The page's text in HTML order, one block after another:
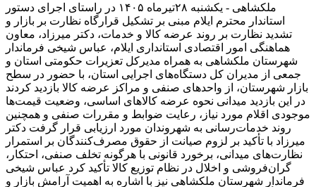
ملکشاهی - یکشنبه ۲۸تیرماه ۱۴۰۵ در راستای اجرای دستور
استاندار محترم ایلام مبنی بر تشکیل قرارگاه نظارت بر بازار و
تشدید نظارت بر روند عرضه کالا و خدمات، دکتر میرزاد، معاون
هماهنگی امور اقتصادی استانداری ایلام، عباس شیخی فرماندار
شهرستان ملکشاهی به همراه مدیرکل تعزیرات حکومتی استان و
جمعی از مدیران کل دستگاه‌های اجرایی استان، با حضور در سطح
بازار شهرستان، از واحدهای صنفی و مراکز عرضه کالا بازدید کردند
در این بازدید میدانی نحوه عرضه کالاهای اساسی، وضعیت قیمت‌ها
موجودی اقلام مورد نیاز، رعایت ضوابط و مقررات صنفی و همچنین
روند خدمات‌رسانی به شهروندان مورد ارزیابی قرار گرفت دکتر
میرزاد با تأکید بر لزوم صیانت از حقوق مصرف‌کنندگان بر استمرار
نظارت‌های میدانی، برخورد قانونی با هرگونه تخلف صنفی، احتکار،
گران‌فروشی و اخلال در نظام توزیع کالا تأکید کرد عباس شیخی
فرماندار شهرستان ملکشاهی نیز با اشاره به اهمیت آرامش بازار و